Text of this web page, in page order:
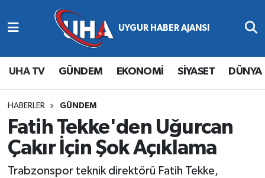
UHA TV GÜNDEM EKONOMİ SİYASET DÜNYA
HABERLER GÜNDEM
Fatih Tekke'den Uğurcan
Çakır İçin Şok Açıklama
Trabzonspor teknik direktörü Fatih Tekke,
Abone Ol
Gündem
Ekonomi
Magazin
Nöbetçi Eczaneler
Hava Durumu
Namaz Vakitleri
Trafik Durumu
Süper Lig Puan Durumu ve Fikstür